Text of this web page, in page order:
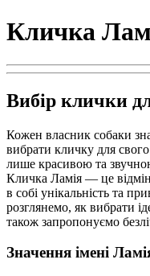
Кличка
Вибір клички
Кожен власник собаки
вибрати кличку для
лише красивою та
Кличка Ламія — це
в собі унікальність та
розглянемо, як вибрати
також запропонуємо
Значення імені